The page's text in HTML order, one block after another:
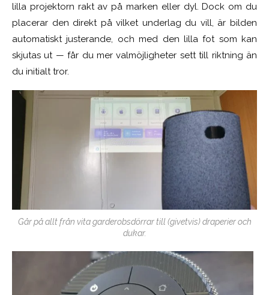
lilla projektorn rakt av på marken eller dyl. Dock om du
placerar den direkt på vilket underlag du vill, är bilden
automatiskt justerande, och med den lilla fot som kan
skjutas ut — får du mer valmöjligheter sett till riktning än
du initialt tror.
Går på allt från vita garderobsdörrar till (givetvis) draperier och
dukar.